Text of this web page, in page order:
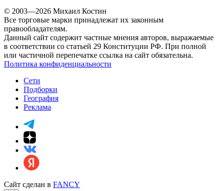
© 2003—2026 Михаил Костин
Все торговые марки принадлежат их законным
правообладателям.
Данный сайт содержит частные мнения авторов, выражаемые
в соответствии со статьей 29 Конституции РФ. При полной
или частичной перепечатке ссылка на сайт обязательна.
Политика конфиденциальности
Сети
Подборки
География
Реклама
Сайт сделан в FANCY